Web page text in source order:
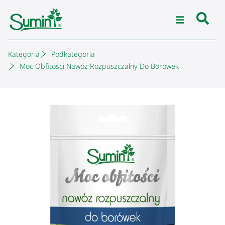
Kategoria
Podkategoria
Moc Obfitości Nawóz Rozpuszczalny Do Borówek